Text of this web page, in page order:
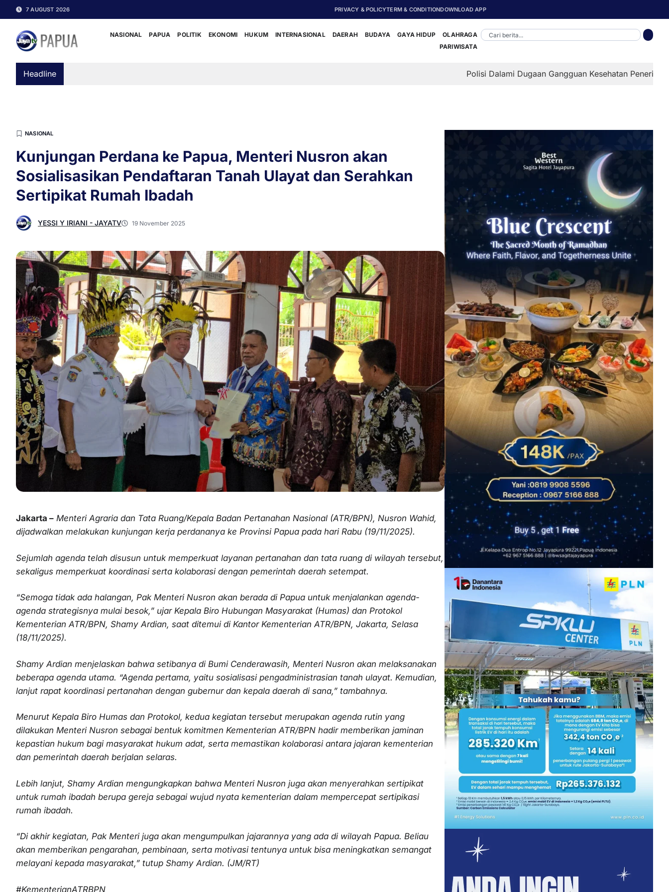
7 AUGUST 2026 PRIVACY & POLICYTERM & CONDITIONDOWNLOAD APP
NASIONAL PAPUA POLITIK EKONOMI HUKUM INTERNASIONAL DAERAH BUDAYA GAYA HIDUP
OLAHRAGA
PARIWISATA
Headline ‎Polisi Dalami Dugaan Gangguan Kesehatan Penerima MBG di
NASIONAL
Kunjungan Perdana ke Papua, Menteri Nusron akan
Sosialisasikan Pendaftaran Tanah Ulayat dan Serahkan
Sertipikat Rumah Ibadah
YESSI Y IRIANI - JAYATV 19 November 2025
Jakarta – Menteri Agraria dan Tata Ruang/Kepala Badan Pertanahan Nasional (ATR/BPN), Nusron Wahid,
dijadwalkan melakukan kunjungan kerja perdananya ke Provinsi Papua pada hari Rabu (19/11/2025).
Sejumlah agenda telah disusun untuk memperkuat layanan pertanahan dan tata ruang di wilayah tersebut,
sekaligus memperkuat koordinasi serta kolaborasi dengan pemerintah daerah setempat.
“Semoga tidak ada halangan, Pak Menteri Nusron akan berada di Papua untuk menjalankan agenda-
agenda strategisnya mulai besok,” ujar Kepala Biro Hubungan Masyarakat (Humas) dan Protokol
Kementerian ATR/BPN, Shamy Ardian, saat ditemui di Kantor Kementerian ATR/BPN, Jakarta, Selasa
(18/11/2025).
Shamy Ardian menjelaskan bahwa setibanya di Bumi Cenderawasih, Menteri Nusron akan melaksanakan
beberapa agenda utama. “Agenda pertama, yaitu sosialisasi pengadministrasian tanah ulayat. Kemudian,
lanjut rapat koordinasi pertanahan dengan gubernur dan kepala daerah di sana,” tambahnya.
Menurut Kepala Biro Humas dan Protokol, kedua kegiatan tersebut merupakan agenda rutin yang
dilakukan Menteri Nusron sebagai bentuk komitmen Kementerian ATR/BPN hadir memberikan jaminan
kepastian hukum bagi masyarakat hukum adat, serta memastikan kolaborasi antara jajaran kementerian
dan pemerintah daerah berjalan selaras.
Lebih lanjut, Shamy Ardian mengungkapkan bahwa Menteri Nusron juga akan menyerahkan sertipikat
untuk rumah ibadah berupa gereja sebagai wujud nyata kementerian dalam mempercepat sertipikasi
rumah ibadah.
“Di akhir kegiatan, Pak Menteri juga akan mengumpulkan jajarannya yang ada di wilayah Papua. Beliau
akan memberikan pengarahan, pembinaan, serta motivasi tentunya untuk bisa meningkatkan semangat
melayani kepada masyarakat,” tutup Shamy Ardian. (JM/RT)
#KementerianATRBPN